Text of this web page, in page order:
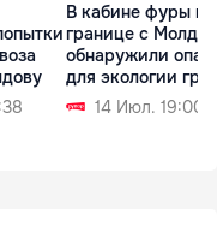
В кабине фуры на
границе с
обнаружили
для экологии груз
14 Июл. 19:00